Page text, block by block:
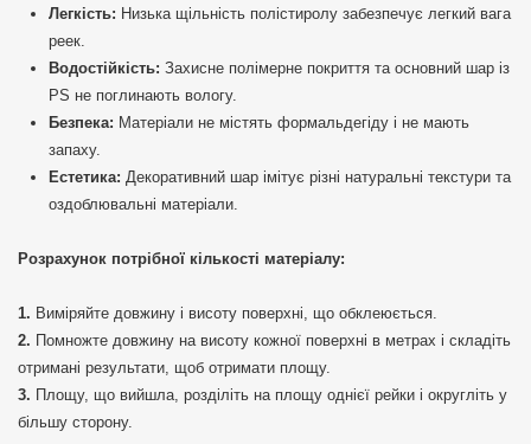
Легкість: Низька щільність полістиролу забезпечує легкий вага
реек.
Водостійкість: Захисне полімерне покриття та основний шар із
PS не поглинають вологу.
Безпека: Матеріали не містять формальдегіду і не мають
запаху.
Естетика: Декоративний шар імітує різні натуральні текстури та
оздоблювальні матеріали.
Розрахунок потрібної кількості матеріалу:
Виміряйте довжину і висоту поверхні, що обклеюється.
Помножте довжину на висоту кожної поверхні в метрах і складіть
отримані результати, щоб отримати площу.
Площу, що вийшла, розділіть на площу однієї рейки і округліть у
більшу сторону.